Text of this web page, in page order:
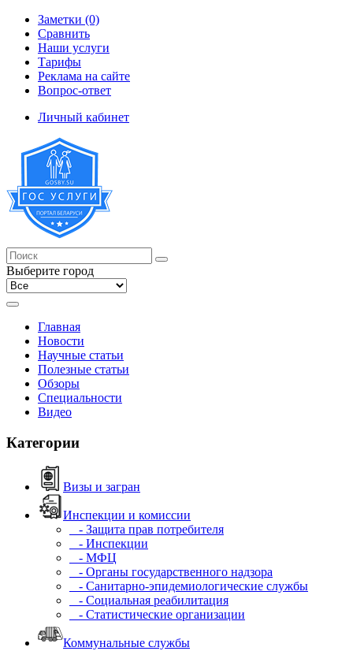
Заметки (0)
Сравнить
Наши услуги
Тарифы
Реклама на сайте
Вопрос-ответ
Личный кабинет
Выберите город
Главная
Новости
Научные статьи
Полезные статьи
Обзоры
Специальности
Видео
Категории
Визы и загран
Инспекции и комиссии
- Защита прав потребителя
- Инспекции
- МФЦ
- Органы государственного надзора
- Санитарно-эпидемиологические службы
- Социальная реабилитация
- Статистические организации
Коммунальные службы